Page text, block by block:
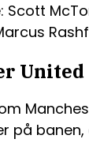
Scott
på